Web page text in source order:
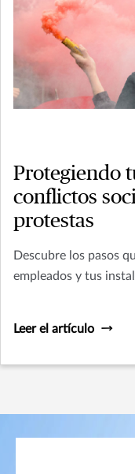
Protegiendo
conflictos
protestas
Descubre los pasos
empleados y tus
Leer el artículo